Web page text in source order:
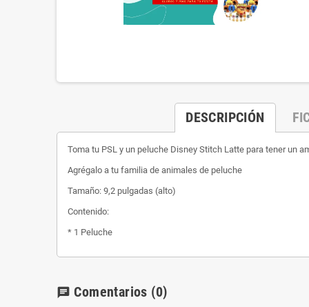
DESCRIPCIÓN
Toma tu PSL y un peluche Disney Stitch Latte para tener un
Agrégalo a tu familia de animales de peluche
Tamaño: 9,2 pulgadas (alto)
Contenido:
* 1 Peluche
chat Comentarios (0)